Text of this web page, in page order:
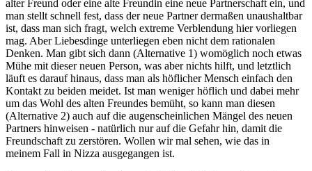
alter Freund oder eine alte Freundin eine neue Partnerschaft ein, und
man stellt schnell fest, dass der neue Partner dermaßen unaushaltbar
ist, dass man sich fragt, welch extreme Verblendung hier vorliegen
mag. Aber Liebesdinge unterliegen eben nicht dem rationalen
Denken. Man gibt sich dann (Alternative 1) womöglich noch etwas
Mühe mit dieser neuen Person, was aber nichts hilft, und letztlich
läuft es darauf hinaus, dass man als höflicher Mensch einfach den
Kontakt zu beiden meidet. Ist man weniger höflich und dabei mehr
um das Wohl des alten Freundes bemüht, so kann man diesen
(Alternative 2) auch auf die augenscheinlichen Mängel des neuen
Partners hinweisen - natürlich nur auf die Gefahr hin, damit die
Freundschaft zu zerstören. Wollen wir mal sehen, wie das in
meinem Fall in Nizza ausgegangen ist.